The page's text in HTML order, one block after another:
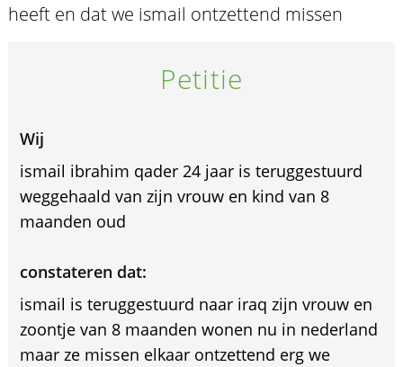
heeft en dat we ismail ontzettend missen
Petitie
Wij
ismail ibrahim qader 24 jaar is teruggestuurd
weggehaald van zijn vrouw en kind van 8
maanden oud
constateren dat:
ismail is teruggestuurd naar iraq zijn vrouw en
zoontje van 8 maanden wonen nu in nederland
maar ze missen elkaar ontzettend erg we